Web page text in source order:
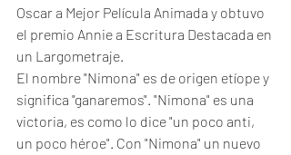
Oscar a Mejor Película Animada y obtuvo
el premio Annie a Escritura Destacada en
un Largometraje.
El nombre "Nimona" es de origen etíope y
significa "ganaremos". "Nimona" es una
victoria, es como lo dice "un poco anti,
un poco héroe". Con "Nimona" un nuevo